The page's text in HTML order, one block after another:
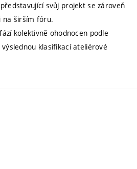
svůj projekt se zároveň
na širším fóru.
kolektivně ohodnocen podle
výslednou klasifikací ateliérové